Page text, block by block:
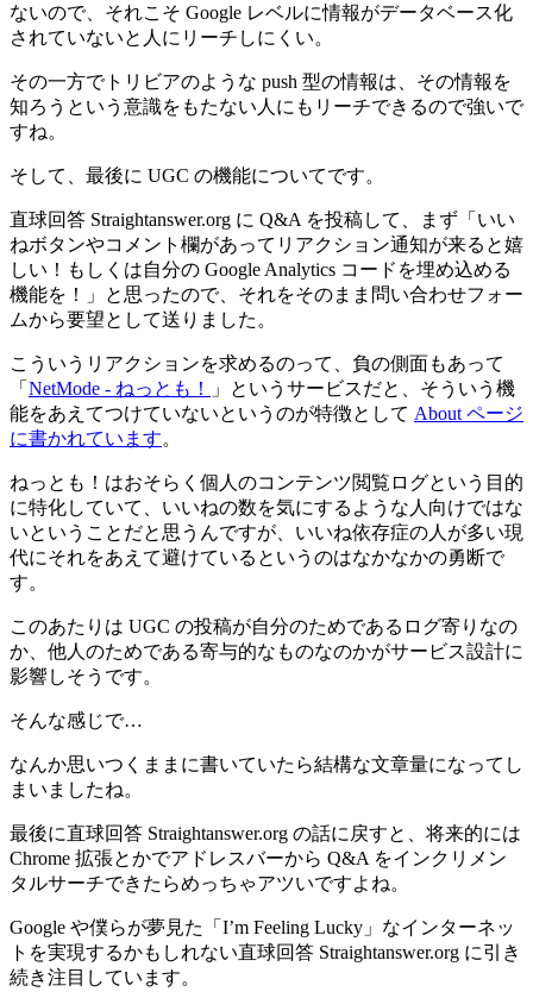
ないので、それこそ Google レベルに情報がデータベース化
されていないと人にリーチしにくい。
その一方でトリビアのような push 型の情報は、その情報を
知ろうという意識をもたない人にもリーチできるので強いで
すね。
そして、最後に UGC の機能についてです。
直球回答 Straightanswer.org に Q&A を投稿して、まず「いい
ねボタンやコメント欄があってリアクション通知が来ると嬉
しい！もしくは自分の Google Analytics コードを埋め込める
機能を！」と思ったので、それをそのまま問い合わせフォー
ムから要望として送りました。
こういうリアクションを求めるのって、負の側面もあって
「 NetMode - ねっとも！
」というサービスだと、そういう機
能をあえてつけていないというのが特徴として About ページ
に書かれています。
ねっとも！はおそらく個人のコンテンツ閲覧ログという目的
に特化していて、いいねの数を気にするような人向けではな
いということだと思うんですが、いいね依存症の人が多い現
代にそれをあえて避けているというのはなかなかの勇断で
す。
このあたりは UGC の投稿が自分のためであるログ寄りなの
か、他人のためである寄与的なものなのかがサービス設計に
影響しそうです。
そんな感じで…
なんか思いつくままに書いていたら結構な文章量になってし
まいましたね。
最後に直球回答 Straightanswer.org の話に戻すと、将来的には
Chrome 拡張とかでアドレスバーから Q&A をインクリメン
タルサーチできたらめっちゃアツいですよね。
Google や僕らが夢見た「I’m Feeling Lucky」なインターネッ
トを実現するかもしれない直球回答 Straightanswer.org に引き
続き注目しています。